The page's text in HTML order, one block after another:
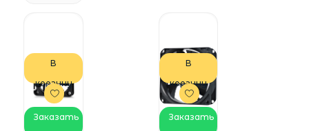
В
корзину
Заказать
В
корзину
Заказать